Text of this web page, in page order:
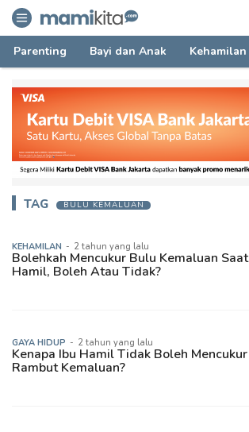
mamikita.com
Informasi Parenting untuk Mami Milenial
Parenting Bayi dan Anak Kehamilan
TAG BULU KEMALUAN
KEHAMILAN - 2 tahun yang lalu
Bolehkah Mencukur Bulu Kemaluan Saat
Hamil, Boleh Atau Tidak?
GAYA HIDUP - 2 tahun yang lalu
Kenapa Ibu Hamil Tidak Boleh Mencukur
Rambut Kemaluan?